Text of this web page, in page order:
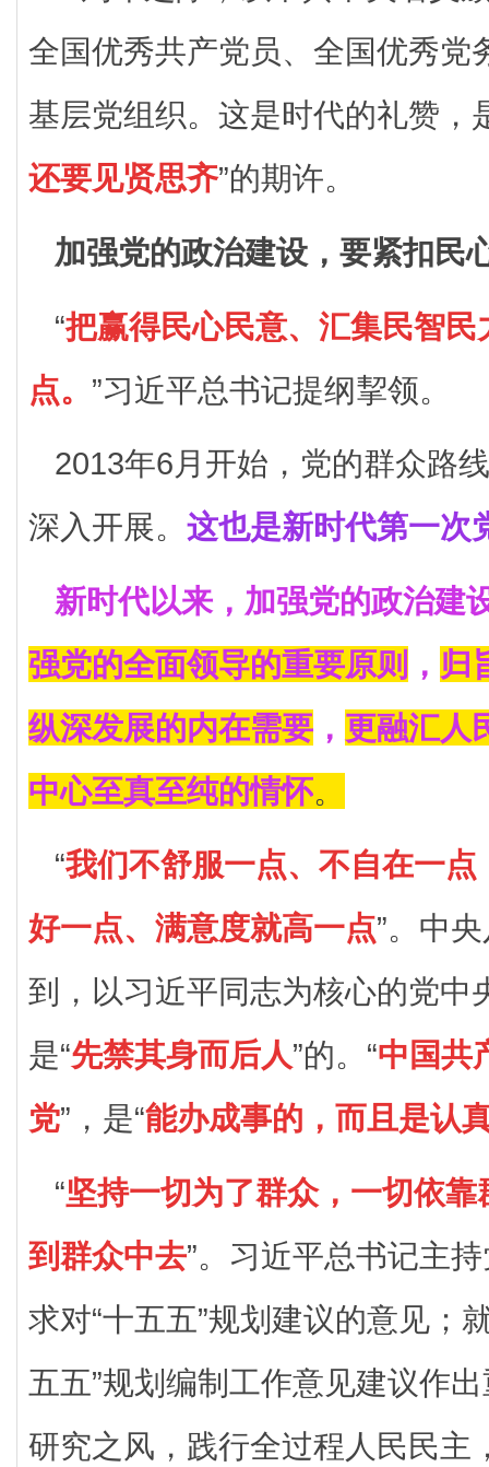
全国优秀共产党员、全国优秀党
基层党组织。这是时代的礼赞，
还要见贤思齐”的期许。
加强党的政治建设，要紧扣民
“把赢得民心民意、汇集民智民
点。 ”习近平总书记提纲挈领。
2013年6月开始，党的群众路
深入开展。 这也是新时代第一次
新时代以来，加强党的政治建
强党的全面领导的重要原则 ， 归
纵深发展的内在需要 ， 更融汇人
中心至真至纯的情怀。
“我们不舒服一点、不自在一
好一点、满意度就高一点”。中
到，以习近平同志为核心的党中
是“先禁其身而后人”的。“中国共
党”，是“能办成事的，而且是认
“坚持一切为了群众，一切依
到群众中去”。习近平总书记主
求对“十五五”规划建议的意见；
五五”规划编制工作意见建议作
研究之风，践行全过程人民民主